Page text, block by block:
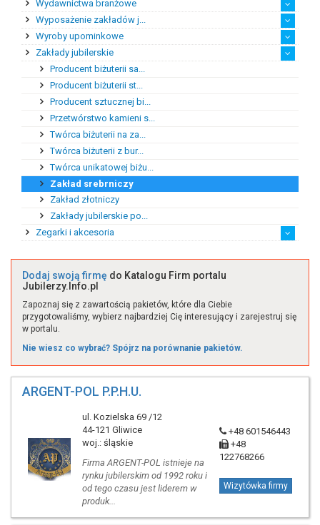
Ekspert ds. handlu zag...
Rynek afrykański
Rynek amerykański
Rynek australijski
Rynek azjatycki
Rynek europejski
Wydawnictwa branżowe
Katalogi branżowe
Prasa branżowa
Wyposażenie zakładów j...
Maszyny jubilerskie
Narzędzia i akcesoria
Pozostałe wyposażenie
Sprzęt jubilerski
Wyroby upominkowe
Eksport wyrobów upomin...
Handel detaliczny wyro...
Handel hurtowy wyrobam...
Import wyrobów upomink...
Produkcja wyrobów upom...
Zakłady jubilerskie
Producent biżuterii sa...
Producent biżuterii st...
Producent sztucznej bi...
Przetwórstwo kamieni s...
Twórca biżuterii na za...
Twórca biżuterii z bur...
Twórca unikatowej biżu...
Zakład srebrniczy
Zakład złotniczy
Zakłady jubilerskie po...
Zegarki i akcesoria
Dodaj swoją firmę do Katalogu Firm portalu
Jubilerzy.Info.pl
Zapoznaj się z zawartością pakietów, które dla Ciebie
przygotowaliśmy, wybierz najbardziej Cię interesujący i zarejestruj się
w portalu.
Nie wiesz co wybrać? Spójrz na porównanie pakietów.
ARGENT-POL P.P.H.U.
ul. Kozielska 69 /12
44-121 Gliwice
woj.: śląskie
Firma ARGENT-POL istnieje na
rynku jubilerskim od 1992 roku i
od tego czasu jest liderem w
produk...
+48 601546443
+48
122768266
Wizytówka firmy